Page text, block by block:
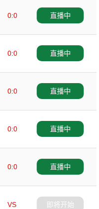
0:0
直播中
0:0
直播中
0:0
直播中
0:0
直播中
0:0
直播中
VS
即将开始